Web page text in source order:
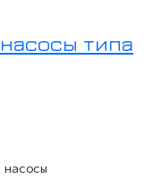
типа